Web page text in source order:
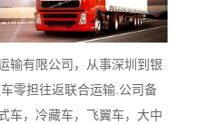
输有限公司，从事深圳到银
零担往返联合运输.公司备
车，冷藏车，飞翼车，大中